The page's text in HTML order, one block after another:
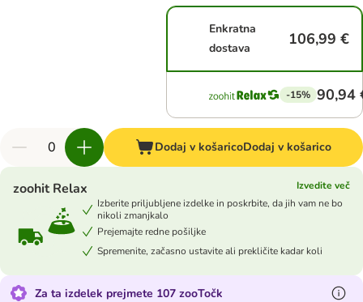
Enkratna
dostava
106,99 €
-15% 90,94
Dodaj v košaricoDodaj v košarico
zoohit Relax
Izvedite več
Izberite priljubljene izdelke in poskrbite, da jih vam ne bo
nikoli zmanjkalo
Prejemajte redne pošiljke
Spremenite, začasno ustavite ali prekličite kadar koli
Za ta izdelek prejmete 107 zooTočk